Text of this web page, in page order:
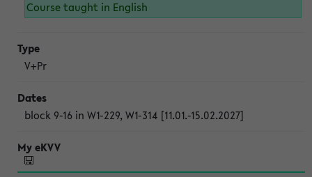
Course taught in English
V+Pr
block 9-16 in W1-229, W1-314 [11.01.-15.02.2027]